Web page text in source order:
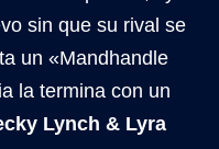
sin que su rival se
un «Mandhandle
la termina con un
Lynch & Lyra